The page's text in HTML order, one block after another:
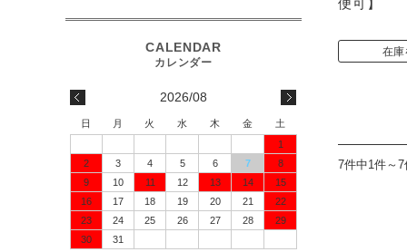
在庫
7件中1件～
2026/08
日 月 火 水 木 金
土
1
2
3 4 5 6 7
8
9
10 11 12 13 14
15
16
17 18 19 20 21
22
23
24 25 26 27 28
29
30
31